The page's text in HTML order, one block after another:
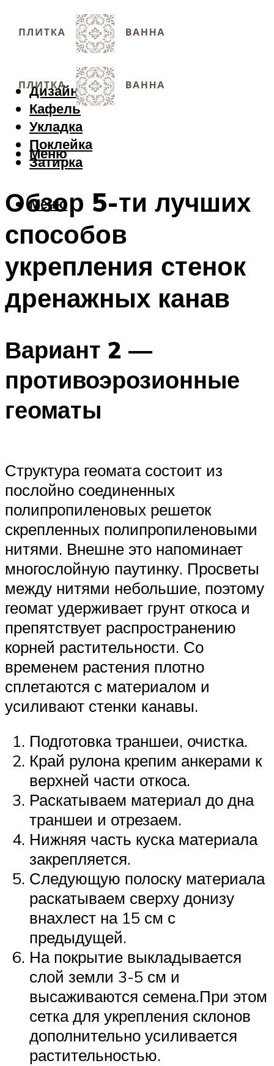
Дизайн
Кафель
Укладка
Поклейка
Затирка
Меню
Меню
Обзор 5-ти лучших
способов
укрепления стенок
дренажных канав
Вариант 2 —
противоэрозионные
геоматы
Структура геомата состоит из
послойно соединенных
полипропиленовых решеток
скрепленных полипропиленовыми
нитями. Внешне это напоминает
многослойную паутинку. Просветы
между нитями небольшие, поэтому
геомат удерживает грунт откоса и
препятствует распространению
корней растительности. Со
временем растения плотно
сплетаются с материалом и
усиливают стенки канавы.
Подготовка траншеи, очистка.
Край рулона крепим анкерами к
верхней части откоса.
Раскатываем материал до дна
траншеи и отрезаем.
Нижняя часть куска материала
закрепляется.
Следующую полоску материала
раскатываем сверху донизу
внахлест на 15 см с
предыдущей.
На покрытие выкладывается
слой земли 3-5 см и
высаживаются семена.При этом
сетка для укрепления склонов
дополнительно усиливается
растительностью.